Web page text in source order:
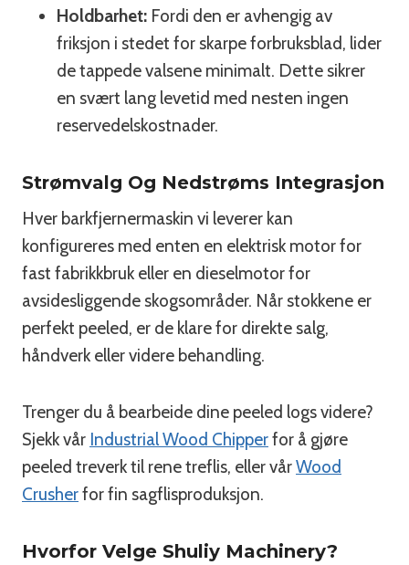
Holdbarhet: Fordi den er avhengig av
friksjon i stedet for skarpe forbruksblad, lider
de tappede valsene minimalt. Dette sikrer
en svært lang levetid med nesten ingen
reservedelskostnader.
Strømvalg Og Nedstrøms Integrasjon
Hver barkfjernermaskin vi leverer kan
konfigureres med enten en elektrisk motor for
fast fabrikkbruk eller en dieselmotor for
avsidesliggende skogsområder. Når stokkene er
perfekt peeled, er de klare for direkte salg,
håndverk eller videre behandling.
Trenger du å bearbeide dine peeled logs videre?
Sjekk vår Industrial Wood Chipperfor å gjøre
peeled treverk til rene treflis, eller vårWood
Crusherfor fin sagflisproduksjon.
Hvorfor Velge Shuliy Machinery?